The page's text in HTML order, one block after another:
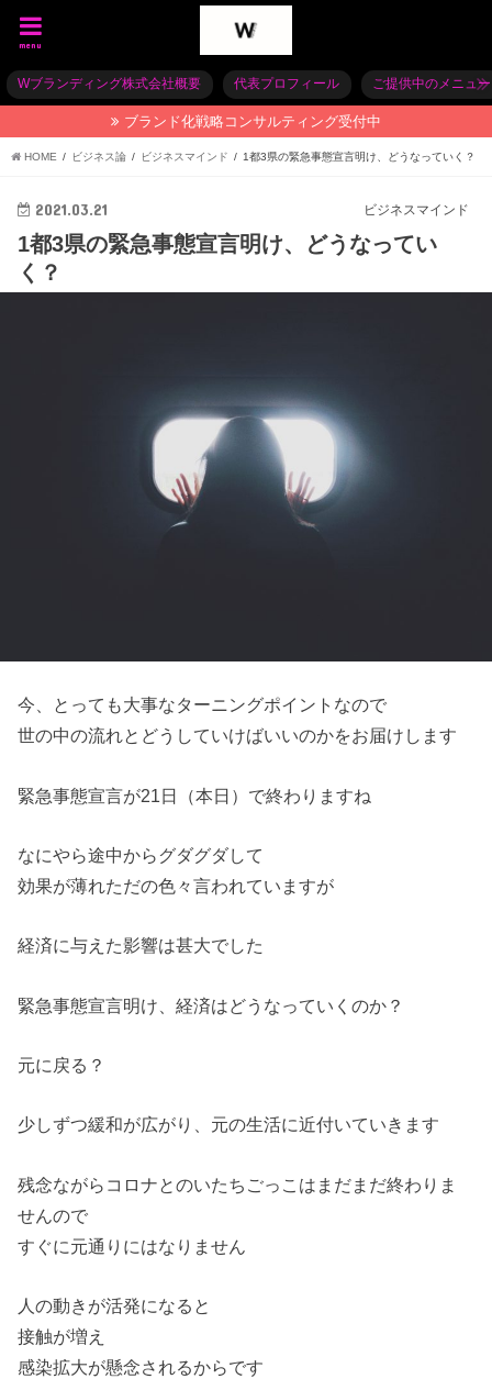
menu
Wブランディング株式会社概要 代表プロフィール ご提供中のメニュー
ブランド化戦略コンサルティング受付中
HOME ビジネス論 ビジネスマインド 1都3県の緊急事態宣言明け、どうなっていく？
ビジネスマインド
2021.03.21
1都3県の緊急事態宣言明け、どうなってい
く？
今、とっても大事なターニングポイントなので
世の中の流れとどうしていけばいいのかをお届けします
緊急事態宣言が21日（本日）で終わりますね
なにやら途中からグダグダして
効果が薄れただの色々言われていますが
経済に与えた影響は甚大でした
緊急事態宣言明け、経済はどうなっていくのか？
元に戻る？
少しずつ緩和が広がり、元の生活に近付いていきます
残念ながらコロナとのいたちごっこはまだまだ終わりま
せんので
すぐに元通りにはなりません
人の動きが活発になると
接触が増え
感染拡大が懸念されるからです